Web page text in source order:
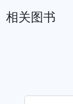
相关图书